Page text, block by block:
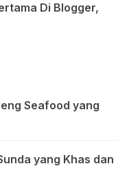
Di Blogger,
Seafood yang
yang Khas dan